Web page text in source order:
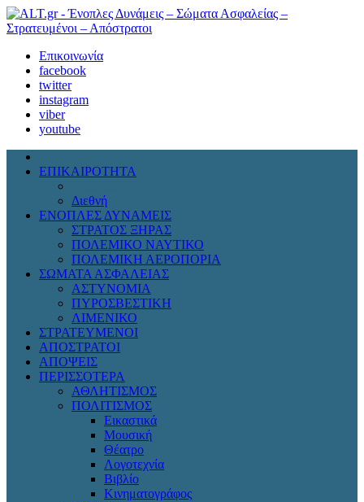
Επικοινωνία
facebook
twitter
instagram
viber
youtube
ΕΠΙΚΑΙΡΟΤΗΤΑ
Διεθνή
ΕΝΟΠΛΕΣ ΔΥΝΑΜΕΙΣ
ΣΤΡΑΤΟΣ ΞΗΡΑΣ
ΠΟΛΕΜΙΚΟ ΝΑΥΤΙΚΟ
ΠΟΛΕΜΙΚΗ ΑΕΡΟΠΟΡΙΑ
ΣΩΜΑΤΑ ΑΣΦΑΛΕΙΑΣ
ΑΣΤΥΝΟΜΙΑ
ΠΥΡΟΣΒΕΣΤΙΚΗ
ΛΙΜΕΝΙΚΟ
ΣΤΡΑΤΕΥΜΕΝΟΙ
ΑΠΟΣΤΡΑΤΟΙ
ΑΠΟΨΕΙΣ
ΠΕΡΙΣΣΟΤΕΡΑ
ΑΘΛΗΤΙΣΜΟΣ
ΠΟΛΙΤΙΣΜΟΣ
Εικαστικά
Μουσική
Θέατρο
Λογοτεχνία
Βιβλίο
Κινηματογράφος